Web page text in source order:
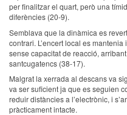
per finalitzar el quart, però una
diferències (20-9).
Semblava que la dinàmica es
contrari. L’encert local es
sense capacitat de reacció,
santcugatencs (38-17).
Malgrat la xerrada al descans va
va ser suficient ja que es seguien
reduir distàncies a l’electrònic, i
pràcticament intacte.